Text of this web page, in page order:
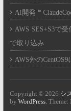
AI開発 *
AWS SES+S3で
で取り込み
AWS外の
Copyright © 2026 シ
by WordPress. Theme: